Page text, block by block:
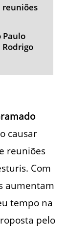
reuniões
Paulo
Rodrigo
causar
reuniões
Com
aumentam
tempo na
pelo